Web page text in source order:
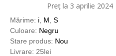
Preț la 3 aprilie 2024
Mărime: i M S
Culoare: Negru
Stare produs: Nou
Livrare: 25lei